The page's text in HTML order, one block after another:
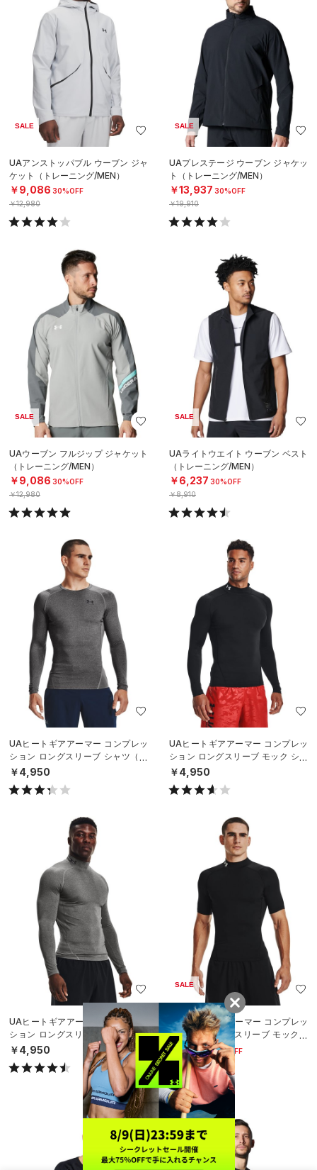
SALE
UAアンストッパブル ウーブン ジャ
ケット（トレーニング/MEN）
￥9,086 30%OFF
￥12,980
SALE
UAプレステージ ウーブン ジャケッ
ト（トレーニング/MEN）
￥13,937 30%OFF
￥19,910
SALE
UAウーブン フルジップ ジャケット
（トレーニング/MEN）
￥9,086 30%OFF
￥12,980
SALE
UAライトウエイト ウーブン ベスト
（トレーニング/MEN）
￥6,237 30%OFF
￥8,910
UAヒートギアアーマー コンプレッ
ション ロングスリーブ シャツ（ト
レーニング/MEN）
￥4,950
UAヒートギアアーマー コンプレッ
ション ロングスリーブ モック シャ
ツ（トレーニング/MEN）
￥4,950
UAヒートギアアーマー コンプレッ
ション ロングスリーブ モックネッ
ク シャツ（トレーニング/MEN）
￥4,950
SALE
UAヒートギアアーマー コンプレッ
ション ショートスリーブ モックネ
ック シャツ（トレーニング/MEN）
￥3,08030%OFF
￥4,400